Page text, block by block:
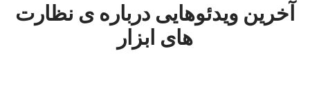
آخرین ویدئوهایی درباره ی نظارت
های ابزار